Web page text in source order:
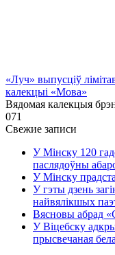
«Луч» выпусціў
калекцыі «Мова»
Вядомая калекцыя
071
Свежие записи
У Мінску 120
паслядоўны
У Мінску
У гэты дзень
найвялікшых
Вясновы абрад
У Віцебску
прысвечаная